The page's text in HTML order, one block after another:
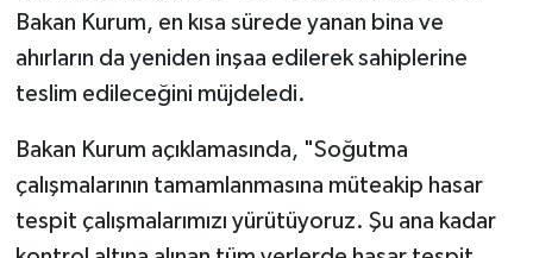
Bakan Kurum, en kısa sürede yanan bina ve
ahırların da yeniden inşaa edilerek sahiplerine
teslim edileceğini müjdeledi.
Bakan Kurum açıklamasında, "Soğutma
çalışmalarının tamamlanmasına müteakip hasar
tespit çalışmalarımızı yürütüyoruz. Şu ana kadar